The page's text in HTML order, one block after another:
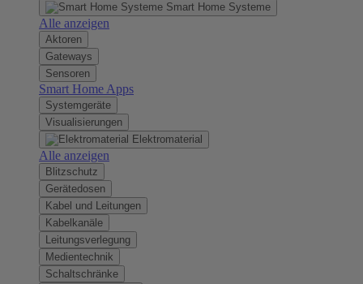
Smart Home Systeme
Alle anzeigen
Aktoren
Gateways
Sensoren
Smart Home Apps
Systemgeräte
Visualisierungen
Elektromaterial
Alle anzeigen
Blitzschutz
Gerätedosen
Kabel und Leitungen
Kabelkanäle
Leitungsverlegung
Medientechnik
Schaltschränke